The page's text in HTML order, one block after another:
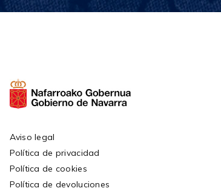
Aviso legal
Política de privacidad
Política de cookies
Política de devoluciones